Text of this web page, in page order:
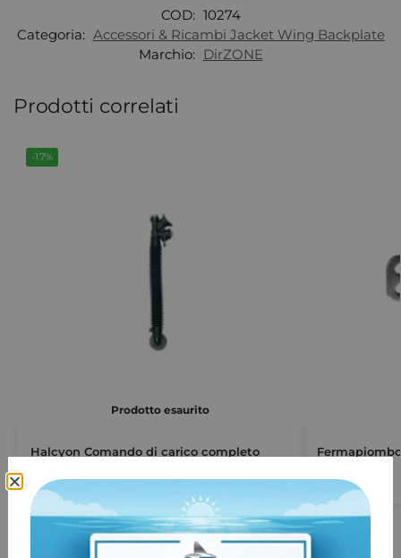
COD: 10274
Categoria: Accessori & Ricambi Jacket Wing Backplate
Marchio: DirZONE
Prodotti correlati
-17%
Prodotto esaurito
Halcyon Comando di carico completo